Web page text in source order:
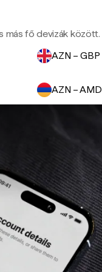
más fő devizák között.
AZN – GBP
AZN – AMD